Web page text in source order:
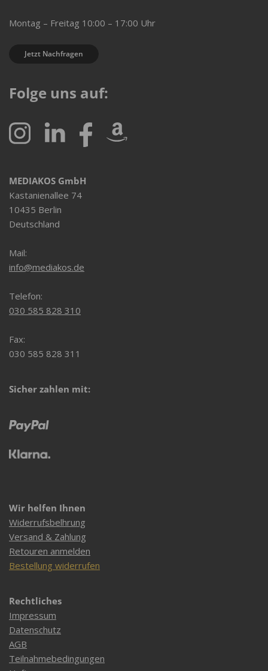
Montag – Freitag 10:00 – 17:00 Uhr
Jetzt Nachfragen
Folge uns auf:
MEDIAKOS GmbH
Kastanienallee 74
10435 Berlin
Deutschland
Mail:
info@mediakos.de
Telefon:
030 585 828 310
Fax:
030 585 828 311
Sicher zahlen mit:
Wir helfen Ihnen
Widerrufsbelhrung
Versand & Zahlung
Retouren anmelden
Bestellung widerrufen
Rechtliches
Impressum
Datenschutz
AGB
Teilnahmebedingungen